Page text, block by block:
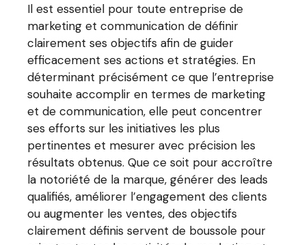
Il est essentiel pour toute entreprise de
marketing et communication de définir
clairement ses objectifs afin de guider
efficacement ses actions et stratégies. En
déterminant précisément ce que l’entreprise
souhaite accomplir en termes de marketing
et de communication, elle peut concentrer
ses efforts sur les initiatives les plus
pertinentes et mesurer avec précision les
résultats obtenus. Que ce soit pour accroître
la notoriété de la marque, générer des leads
qualifiés, améliorer l’engagement des clients
ou augmenter les ventes, des objectifs
clairement définis servent de boussole pour